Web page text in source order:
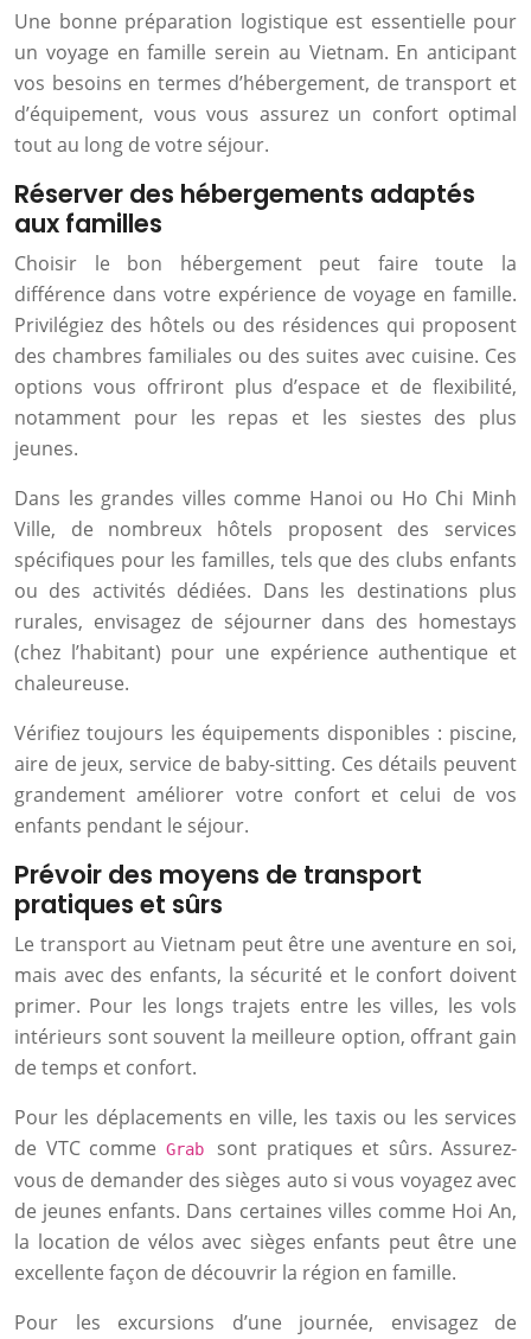
Une bonne préparation logistique est essentielle pour
un voyage en famille serein au Vietnam. En anticipant
vos besoins en termes d’hébergement, de transport et
d’équipement, vous vous assurez un confort optimal
tout au long de votre séjour.
Réserver des hébergements adaptés
aux familles
Choisir le bon hébergement peut faire toute la
différence dans votre expérience de voyage en famille.
Privilégiez des hôtels ou des résidences qui proposent
des chambres familiales ou des suites avec cuisine. Ces
options vous offriront plus d’espace et de flexibilité,
notamment pour les repas et les siestes des plus
jeunes.
Dans les grandes villes comme Hanoi ou Ho Chi Minh
Ville, de nombreux hôtels proposent des services
spécifiques pour les familles, tels que des clubs enfants
ou des activités dédiées. Dans les destinations plus
rurales, envisagez de séjourner dans des homestays
(chez l’habitant) pour une expérience authentique et
chaleureuse.
Vérifiez toujours les équipements disponibles : piscine,
aire de jeux, service de baby-sitting. Ces détails peuvent
grandement améliorer votre confort et celui de vos
enfants pendant le séjour.
Prévoir des moyens de transport
pratiques et sûrs
Le transport au Vietnam peut être une aventure en soi,
mais avec des enfants, la sécurité et le confort doivent
primer. Pour les longs trajets entre les villes, les vols
intérieurs sont souvent la meilleure option, offrant gain
de temps et confort.
Pour les déplacements en ville, les taxis ou les services
de VTC comme Grab sont pratiques et sûrs. Assurez-
vous de demander des sièges auto si vous voyagez avec
de jeunes enfants. Dans certaines villes comme Hoi An,
la location de vélos avec sièges enfants peut être une
excellente façon de découvrir la région en famille.
Pour les excursions d’une journée, envisagez de